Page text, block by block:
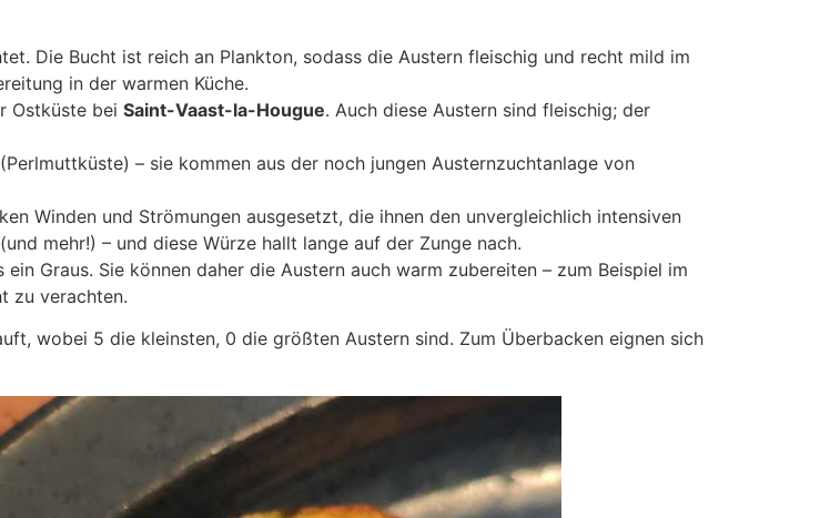
Die Bucht ist reich an Plankton, sodass die Austern fleischig und recht mild im
in der warmen Küche.
Ostküste bei Saint-Vaast-la-Hougue. Auch diese Austern sind fleischig; der
(Perlmuttküste) – sie kommen aus der noch jungen Austernzuchtanlage von
Winden und Strömungen ausgesetzt, die ihnen den unvergleichlich intensiven
mehr!) – und diese Würze hallt lange auf der Zunge nach.
Graus. Sie können daher die Austern auch warm zubereiten – zum Beispiel im
zu verachten.
wobei 5 die kleinsten, 0 die größten Austern sind. Zum Überbacken eignen sich